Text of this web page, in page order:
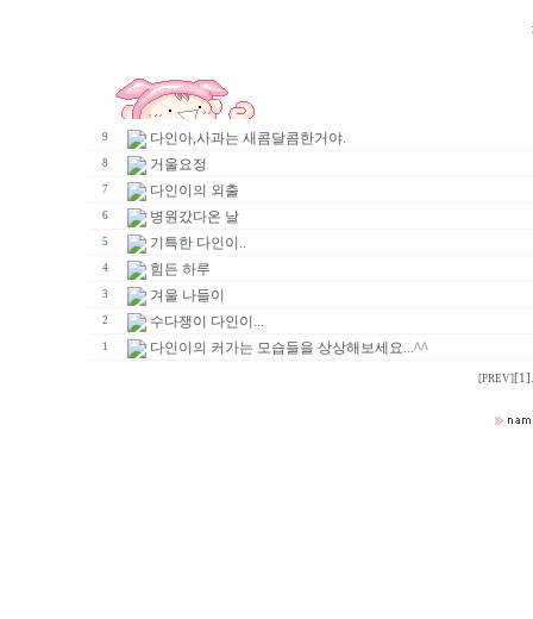
9 다인아,사과는 새콤달콤한거야.
8 거울요정
7 다인이의 외출
6 병원갔다온 날
5 기특한 다인이..
4 힘든 하루
3 겨울 나들이
2 수다쟁이 다인이...
1 다인이의 커가는 모습들을 상상해보세요...^^
[PREV][1]